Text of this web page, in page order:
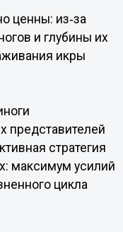
ценны: из‑за
и глубины их
икры
представителей
стратегия
максимум усилий
цикла